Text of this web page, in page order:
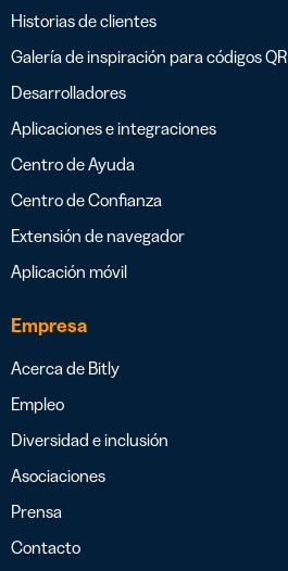
Historias de clientes
Galería de inspiración para códigos QR
Desarrolladores
Aplicaciones e integraciones
Centro de Ayuda
Centro de Confianza
Extensión de navegador
Aplicación móvil
Empresa
Acerca de Bitly
Empleo
Diversidad e inclusión
Asociaciones
Prensa
Contacto